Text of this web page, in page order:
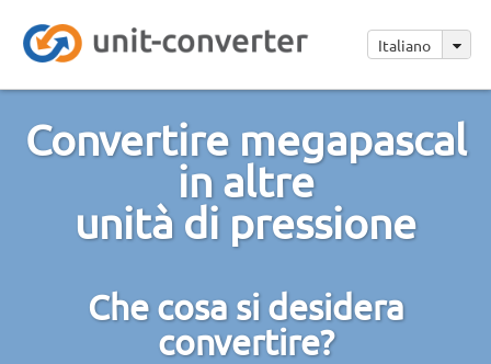
Italiano
Convertire megapascal
in altre
unità di pressione
Che cosa si desidera
convertire?